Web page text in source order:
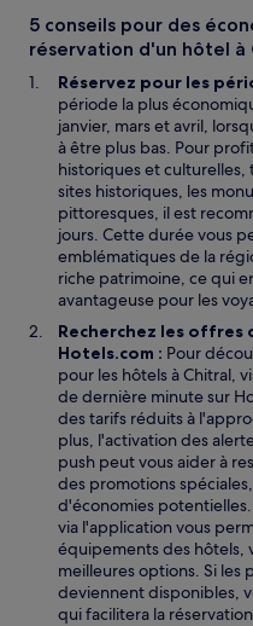
5 conseils pour des
réservation d'un hôtel à
Réservez pour les
période la plus
janvier, mars et avril,
à être plus bas. Pour
historiques et culturelles,
sites historiques, les
pittoresques, il est
jours. Cette durée vous
emblématiques de la
riche patrimoine, ce qui
avantageuse pour les
Recherchez les offres
Hotels.com : Pour
pour les hôtels à Chitral,
de dernière minute sur
des tarifs réduits à
plus, l'activation des
push peut vous aider à
des promotions
d'économies
via l'application vous
équipements des hôtels,
meilleures options. Si les
deviennent disponibles,
qui facilitera la